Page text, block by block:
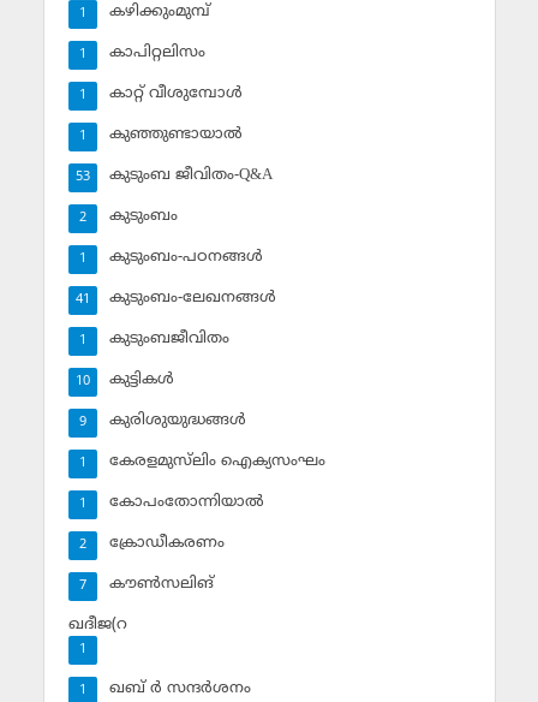
കഴിക്കുംമുമ്പ്
1
കാപിറ്റലിസം
1
കാറ്റ് വീശുമ്പോള്‍
1
കുഞ്ഞുണ്ടായാല്‍
1
കുടുംബ ജീവിതം-Q&A
53
കുടുംബം
2
കുടുംബം-പഠനങ്ങള്‍
1
കുടുംബം-ലേഖനങ്ങള്‍
41
കുടുംബജീവിതം
1
കുട്ടികള്‍
10
കുരിശുയുദ്ധങ്ങള്‍
9
കേരളമുസ്‌ലിം ഐക്യസംഘം
1
കോപംതോന്നിയാല്‍
1
ക്രോഡീകരണം
2
കൗണ്‍സലിങ്‌
7
ഖദീജ(റ
1
ഖബ് ര്‍ സന്ദര്‍ശനം
1